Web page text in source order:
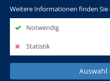
Weitere Informationen finden Sie
Notwendig
Statistik
Auswahl
Politik, Wissenschaft &
Internationales
Beruf, IT